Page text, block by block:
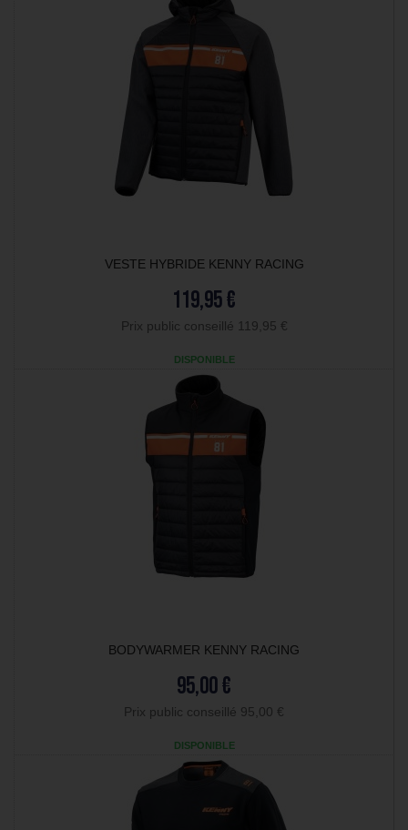
VESTE HYBRIDE KENNY RACING
119,95 €
Prix public conseillé 119,95 €
DISPONIBLE
BODYWARMER KENNY RACING
95,00 €
Prix public conseillé 95,00 €
DISPONIBLE